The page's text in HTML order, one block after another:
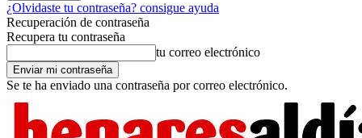
¿Olvidaste tu contraseña? consigue ayuda
Recuperación de contraseña
Recupera tu contraseña
tu correo electrónico
Se te ha enviado una contraseña por correo electrónico.